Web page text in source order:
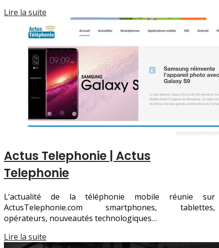
Lire la suite
Actus Telephonie | Actus
Telephonie
L’actualité de la téléphonie mobile réunie sur
ActusTelephonie.com smartphones, tablettes,
opérateurs, nouveautés technologiques…
Lire la suite